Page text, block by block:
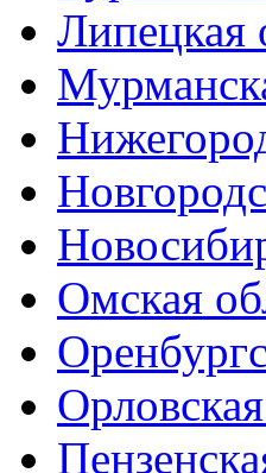
Липецкая
Омская